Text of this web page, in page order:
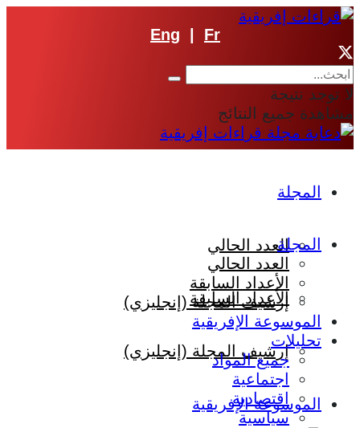
Eng Fr
لا توجد نتيجة
مشاهدة جميع النتائج
المجلة
العدد الحالي
الأعداد السابقة
إرشيف المجلة (إنجليزي)
الموسوعة الإفريقية
المجلة
العدد الحالي
الأعداد السابقة
إرشيف المجلة (إنجليزي)
الموسوعة الإفريقية
تحليلات
جميع المواد
اجتماعية
اقتصادية
سياسية